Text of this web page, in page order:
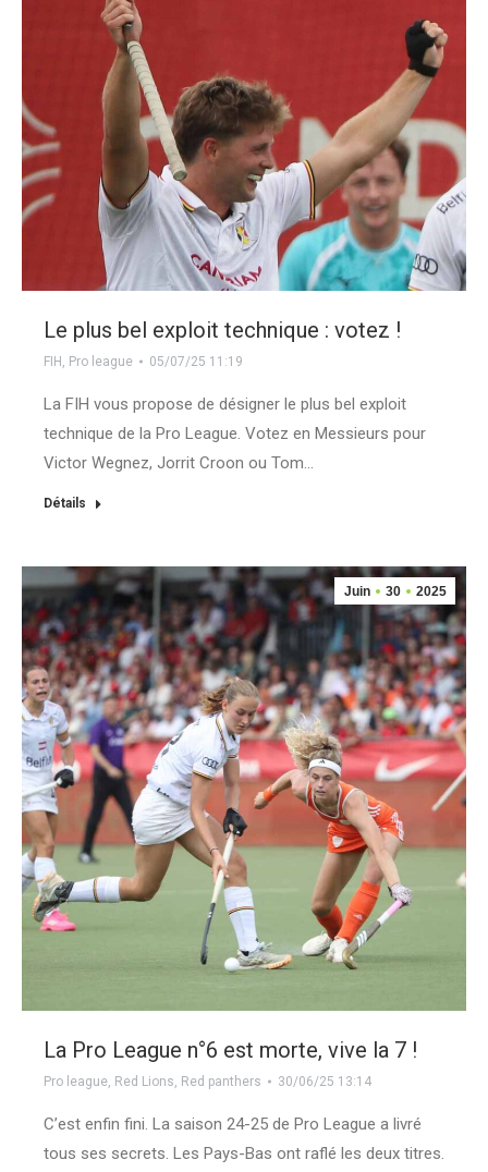
Le plus bel exploit technique : votez !
FIH , Pro league 05/07/25 11:19
La FIH vous propose de désigner le plus bel exploit
technique de la Pro League. Votez en Messieurs pour
Victor Wegnez, Jorrit Croon ou Tom…
Détails
Juin 30 2025
La Pro League n°6 est morte, vive la 7 !
Pro league, Red Lions, Red panthers 30/06/25 13:14
C’est enfin fini. La saison 24-25 de Pro League a livré
tous ses secrets. Les Pays-Bas ont raflé les deux titres.